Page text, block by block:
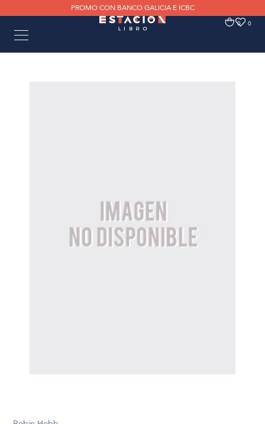
PROMO CON BANCO GALICIA E ICBC
0 0